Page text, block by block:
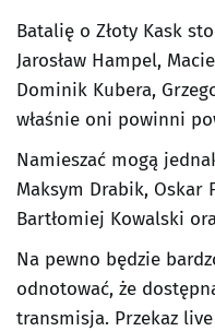
Batalię o Złoty Kask
Jarosław Hampel,
Dominik Kubera,
właśnie oni powinni
Namieszać mogą
Maksym Drabik, Oskar
Bartłomiej Kowalski
Na pewno będzie
odnotować, że
transmisja. Przekaz